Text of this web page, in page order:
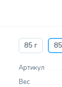
85 г
Артикул
Вес